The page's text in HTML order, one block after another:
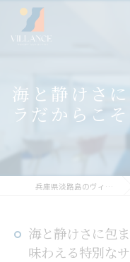
海と静けさ
ラだからこ
兵庫県淡路島のヴィラならヴィランス淡路島
海と静けさに包
味わえる特別な